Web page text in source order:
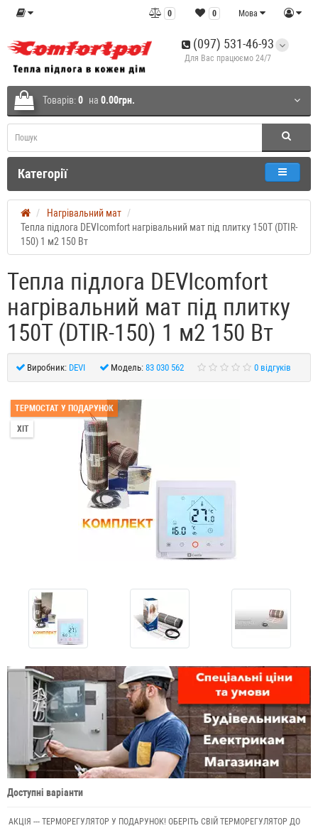
Мова
0
0
(097) 531-46-93
Для Вас працюємо 24/7
Товарів:0 на 0.00грн.
Категорії
Нагрівальний мат
Тепла підлога DEVIcomfort нагрівальний мат під плитку 150T (DTIR-
150) 1 м2 150 Вт
Тепла підлога DEVIcomfort
нагрівальний мат під плитку
150T (DTIR-150) 1 м2 150 Вт
Виробник: DEVI Модель: 83 030 562 0 відгуків
ТЕРМОСТАТ У ПОДАРУНОК
ХІТ
Доступні варіанти
АКЦІЯ --- ТЕРМОРЕГУЛЯТОР У ПОДАРУНОК! ОБЕРІТЬ СВІЙ ТЕРМОРЕГУЛЯТОР ДО